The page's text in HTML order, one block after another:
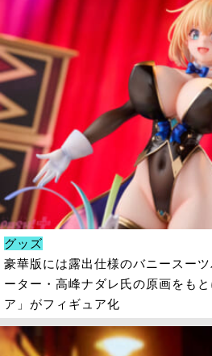
グッズ
豪華版には露出仕様のバニースー
ーター・高峰ナダレ氏の原画をも
ア」がフィギュア化